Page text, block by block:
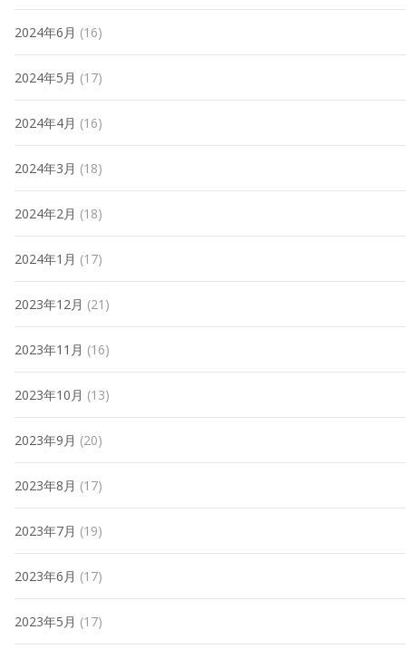
2024年6月 (16)
2024年5月 (17)
2024年4月 (16)
2024年3月 (18)
2024年2月 (18)
2024年1月 (17)
2023年12月 (21)
2023年11月 (16)
2023年10月 (13)
2023年9月 (20)
2023年8月 (17)
2023年7月 (19)
2023年6月 (17)
2023年5月 (17)